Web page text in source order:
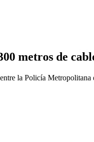
metros de
la Policía Metropolitana